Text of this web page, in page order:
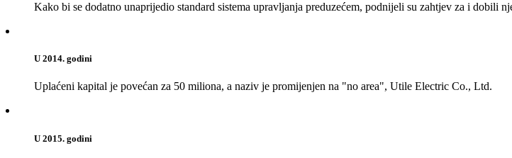
Kako bi se dodatno unaprijedio standard sistema upravljanja preduzećem, podnijeli su zahtjev za i dobili
U 2014. godini
Uplaćeni kapital je povećan za 50 miliona, a naziv je promijenjen na "no area", Utile Electric Co., Ltd.
U 2015. godini